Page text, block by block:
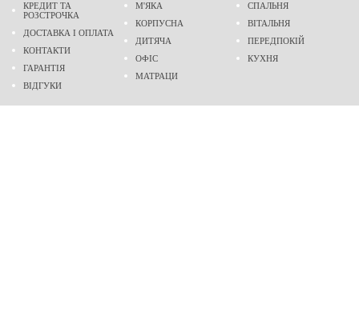
КРЕДИТ ТА
РОЗСТРОЧКА
ДОСТАВКА І ОПЛАТА
КОНТАКТИ
ГАРАНТІЯ
ВІДГУКИ
М'ЯКА
КОРПУСНА
ДИТЯЧА
ОФІС
МАТРАЦИ
СПАЛЬНЯ
ВІТАЛЬНЯ
ПЕРЕДПОКІЙ
КУХНЯ